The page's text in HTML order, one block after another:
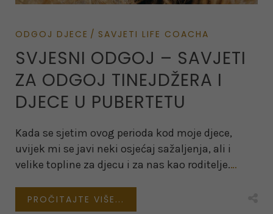
ODGOJ DJECE SAVJETI LIFE COACHA
SVJESNI ODGOJ – SAVJETI
ZA ODGOJ TINEJDŽERA I
DJECE U PUBERTETU
Kada se sjetim ovog perioda kod moje djece,
uvijek mi se javi neki osjećaj sažaljenja, ali i
velike topline za djecu i za nas kao roditelje.…
PROČITAJTE VIŠE...